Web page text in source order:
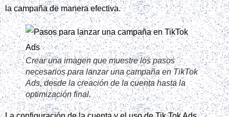
Crear una imagen que ilustre la metodología
SMART para establecer objetivos claros y
medibles.
Cada objetivo debe relacionarse con los tipos de campaña
disponibles en Tik Tok Ads, como reconocimiento, tráfico,
conversiones y generación de leads. Esto permitirá alinear
la estrategia con el presupuesto y el calendario de la marca.